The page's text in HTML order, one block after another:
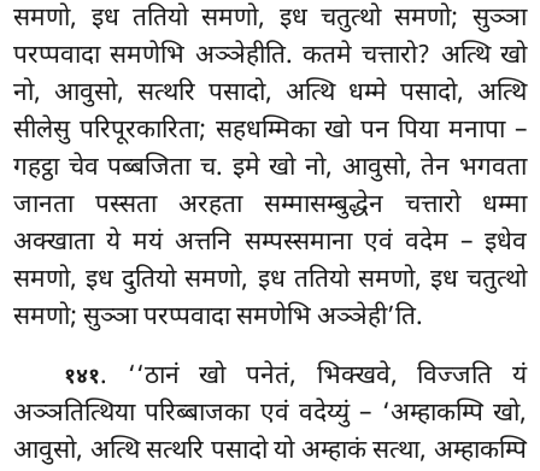
समणो, इध ततियो समणो, इधचतुत्थो समणो; सुञ्ञा
परप्पवादा समणेभि अञ्ञेहीति. कतमे चत्तारो? अत्थि खो
नो, आवुसो, सत्थरि पसादो, अत्थि धम्मे पसादो, अत्थि
सीलेसु परिपूरकारिता; सहधम्मिका खो पन पिया मनापा –
गहट्ठा चेव पब्बजिता च. इमे खो नो, आवुसो, तेन भगवता
जानता पस्सता अरहता सम्मासम्बुद्धेन चत्तारो धम्मा
अक्खाता ये मयं अत्तनि सम्पस्समाना एवं वदेम – इधेव
समणो, इध दुतियो समणो, इध ततियो समणो, इध चतुत्थो
समणो; सुञ्ञा परप्पवादा समणेभि अञ्ञेही’ति.
१४१. ‘‘ठानंखो पनेतं, भिक्खवे, विज्जति यं
अञ्ञतित्थिया परिब्बाजका एवं वदेय्युं – ‘अम्हाकम्पि खो,
आवुसो, अत्थि सत्थरि पसादो यो अम्हाकं सत्था, अम्हाकम्पि